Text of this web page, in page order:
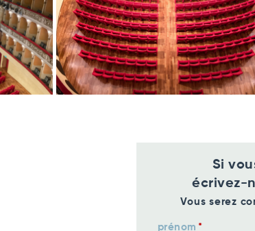
Si
écrivez-
Vous serez
prénom